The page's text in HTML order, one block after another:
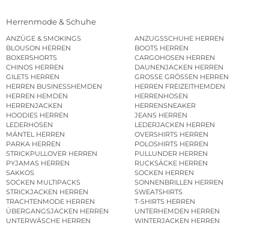
Herrenmode & Schuhe
ANZÜGE & SMOKINGS
ANZUGSSCHUHE HERREN
BLOUSON HERREN
BOOTS HERREN
BOXERSHORTS
CARGOHOSEN HERREN
CHINOS HERREN
DAUNENJACKEN HERREN
GILETS HERREN
GROSSE GRÖSSEN HERREN
HERREN BUSINESSHEMDEN
HERREN FREIZEITHEMDEN
HERREN HEMDEN
HERRENHOSEN
HERRENJACKEN
HERRENSNEAKER
HOODIES HERREN
JEANS HERREN
LEDERHOSEN
LEDERJACKEN HERREN
MÄNTEL HERREN
OVERSHIRTS HERREN
PARKA HERREN
POLOSHIRTS HERREN
STRICKPULLOVER HERREN
PULLUNDER HERREN
PYJAMAS HERREN
RUCKSÄCKE HERREN
SAKKOS
SOCKEN HERREN
SOCKEN MULTIPACKS
SONNENBRILLEN HERREN
STRICKJACKEN HERREN
SWEATSHIRTS
TRACHTENMODE HERREN
T-SHIRTS HERREN
ÜBERGANGSJACKEN HERREN
UNTERHEMDEN HERREN
UNTERWÄSCHE HERREN
WINTERJACKEN HERREN